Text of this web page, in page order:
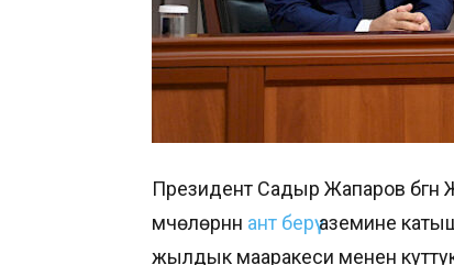
Президент Садыр Жапаров
мүчөлөрүнүн ант берүүаземине
жылдык мааракеси менен